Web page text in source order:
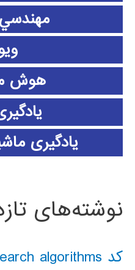
هوش
یادگیری
نوشته‌های
کد classical AI search algorithms